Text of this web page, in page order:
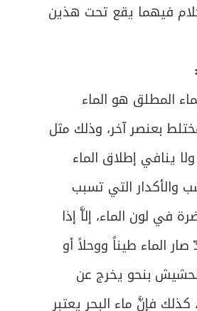
فيهما يقع تحت هذين
المطلق هو الماء
بعنصر آخر، وذلك مثل
ولا ينافي إطلاق الماء
والأكدار التي تسبب
في لون الماء، إلاَّ إذا
الماء طيناً ووحلاً أو
بنحو يخرج عن
كذلك فإنَّ ماء البحر يعتبر
ـ في وضوء الجبيرة
ـ وضوء المسلوس والمبطون
في الأغسال
في الجنابة
ـ في الحيض
ـ في النفاس
في الاستحاضة
ـ في تروك الحائض والنفساء